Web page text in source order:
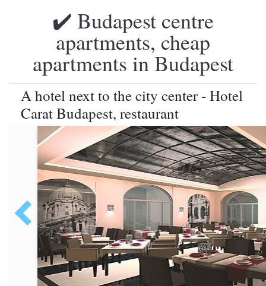
✔️ Budapest centre
apartments, cheap
apartments in Budapest
A hotel next to the city center - Hotel
Carat Budapest, restaurant